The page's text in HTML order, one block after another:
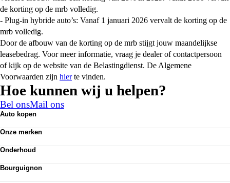
de korting op de mrb volledig.
- Plug-in hybride auto’s: Vanaf 1 januari 2026 vervalt de korting op de
mrb volledig.
Door de afbouw van de korting op de mrb stijgt jouw maandelijkse
leasebedrag. Voor meer informatie, vraag je dealer of contactpersoon
of kijk op de website van de Belastingdienst. De Algemene
Voorwaarden zijn hierte vinden.
Hoe kunnen wij u helpen?
Bel onsMail ons
Auto kopen
Occasions
Elektrisch
Classics
Alle voorraad
Onze merken
Audi
Skoda
Cupra
Onderhoud
Airco
Bourguignon